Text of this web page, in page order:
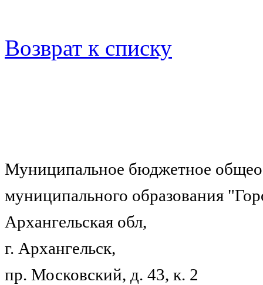
Возврат к списку
Муниципальное бюджетное
муниципального образования
Архангельская обл,
г. Архангельск,
пр. Московский, д. 43, к. 2